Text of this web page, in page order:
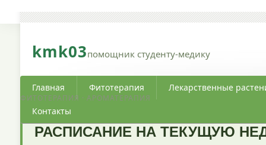
kmk03помощник студенту-медику
ФИТОТЕРАПИЯ · АРОМАТЕРАПИЯ
Главная Фитотерапия Лекарственные
Контакты
РАСПИСАНИЕ НА ТЕКУЩУЮ